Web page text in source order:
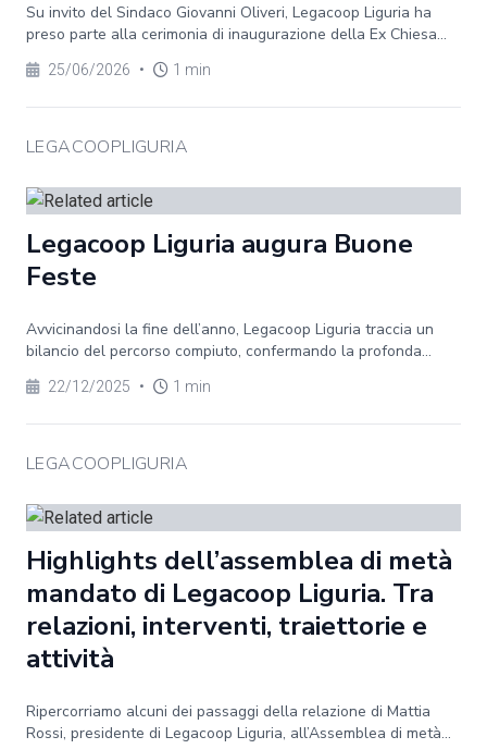
Su invito del Sindaco Giovanni Oliveri, Legacoop Liguria ha
preso parte alla cerimonia di inaugurazione della Ex Chiesa...
25/06/2026 • 1 min
LEGACOOPLIGURIA
Legacoop Liguria augura Buone
Feste
Avvicinandosi la fine dell’anno, Legacoop Liguria traccia un
bilancio del percorso compiuto, confermando la profonda...
22/12/2025 • 1 min
LEGACOOPLIGURIA
Highlights dell’assemblea di metà
mandato di Legacoop Liguria. Tra
relazioni, interventi, traiettorie e
attività
Ripercorriamo alcuni dei passaggi della relazione di Mattia
Rossi, presidente di Legacoop Liguria, all’Assemblea di metà...